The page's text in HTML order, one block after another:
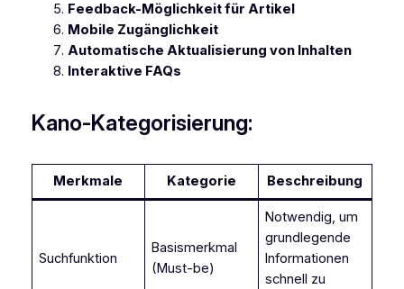
Feedback-Möglichkeit für Artikel
Mobile Zugänglichkeit
Automatische Aktualisierung von Inhalten
Interaktive FAQs
Kano-Kategorisierung:
Merkmale Kategorie Beschreibung
Suchfunktion
Basismerkmal
(Must-be)
Notwendig, um
grundlegende
Informationen
schnell zu